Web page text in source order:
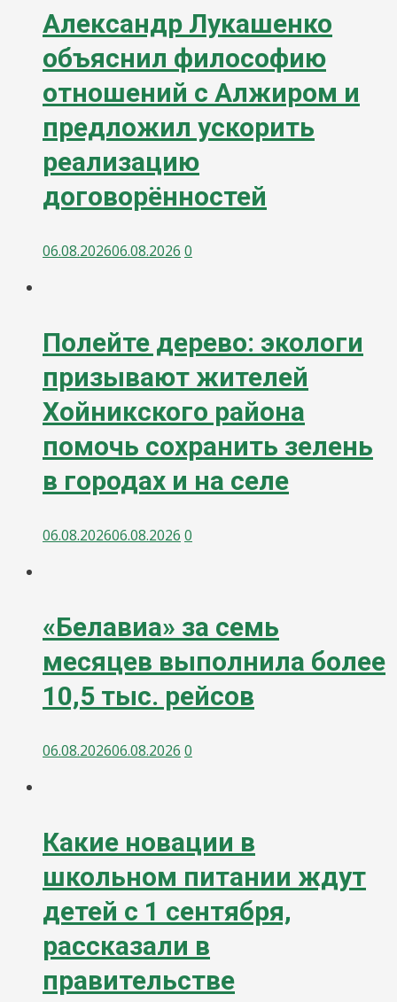
Александр Лукашенко
объяснил философию
отношений с Алжиром и
предложил ускорить
реализацию
договорённостей
06.08.202606.08.2026 0
Полейте дерево: экологи
призывают жителей
Хойникского района
помочь сохранить зелень
в городах и на селе
06.08.202606.08.2026 0
«Белавиа» за семь
месяцев выполнила более
10,5 тыс. рейсов
06.08.202606.08.2026 0
Какие новации в
школьном питании ждут
детей с 1 сентября,
рассказали в
правительстве